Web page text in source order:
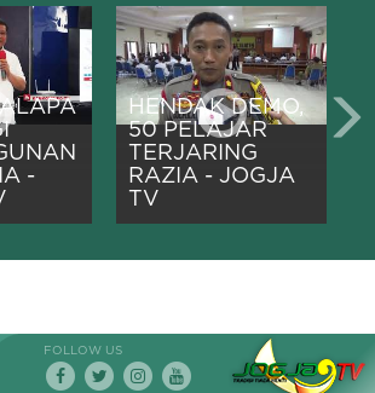
-
HENDAK DEMO,
50 PELAJAR
TERJARING
RAZIA - JOGJA
TV
HENTI
FOLLOW US